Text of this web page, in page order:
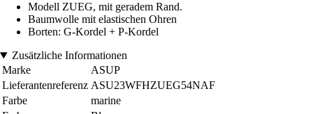
Modell ZUEG, mit geradem Rand.
Baumwolle mit elastischen Ohren
Borten: G-Kordel + P-Kordel
Zusätzliche Informationen
Marke
ASUP
Lieferantenreferenz ASU23WFHZUEG54NAF
Farbe
marine